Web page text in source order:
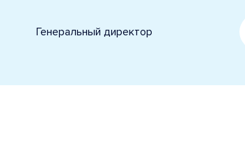
Генеральный директор